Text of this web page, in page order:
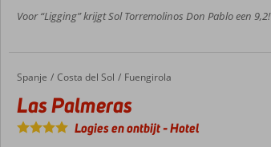
Voor “Ligging” krijgt Sol Torremolinos Don Pablo een 9,2!
Home
Spanje Costa del Sol Fuengirola
Las Palmeras
Las Palmeras
Logies en ontbijt-Hotel